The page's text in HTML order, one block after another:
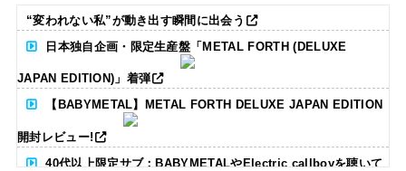
“変われない私”が動き出す瞬間に出会う
日本独自企画・限定生産盤「METAL FORTH (DELUXE
JAPAN EDITION)」着弾
【BABYMETAL】METAL FORTH DELUXE JAPAN EDITION
開封レビュー!
40代以上限定サブ：BABYMETALやElectric callboyを聴いて